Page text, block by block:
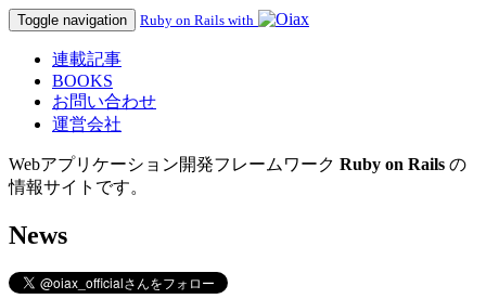
Toggle navigation Ruby on Rails with
連載記事
BOOKS
お問い合わせ
運営会社
Webアプリケーション開発フレームワーク Ruby on Rails の
情報サイトです。
News